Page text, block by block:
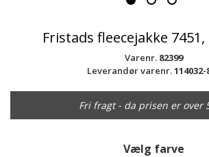
Fristads fleecejakke
Varenr. 82399
Leverandør varenr.114032-
Fri fragt - da prisen er over
Vælg farve